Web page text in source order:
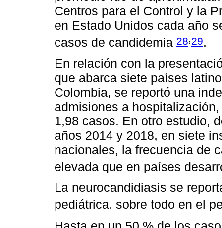
Centros para el Control y la
en Estado Unidos cada año
casos de candidemia 28,29.
En relación con la
que abarca siete países
Colombia, se reportó una
admisiones a
1,98 casos. En otro estudio,
años 2014 y 2018, en siete
nacionales, la frecuencia de
elevada que en países
La neurocandidiasis se
pediátrica, sobre todo en el